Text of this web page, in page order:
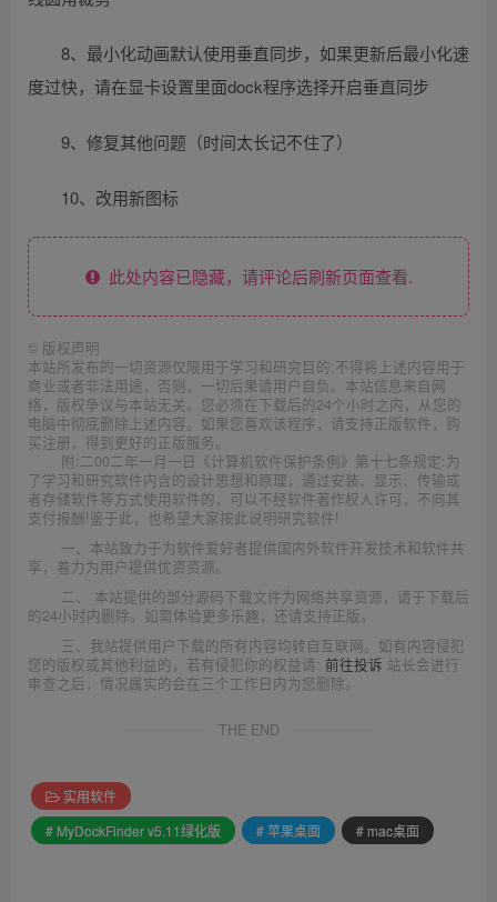
8、最小化动画默认使用垂直同步，如果更新后最小化速
度过快，请在显卡设置里面dock程序选择开启垂直同步
9、修复其他问题（时间太长记不住了）
10、改用新图标
此处内容已隐藏，请评论后刷新页面查看.
© 版权声明
本站所发布的一切资源仅限用于学习和研究目的;不得将上述内容用于
商业或者非法用途，否则，一切后果请用户自负。本站信息来自网
络，版权争议与本站无关。您必须在下载后的24个小时之内，从您的
电脑中彻底删除上述内容。如果您喜欢该程序，请支持正版软件，购
买注册，得到更好的正版服务。
附:二00二年一月一日《计算机软件保护条例》第十七条规定:为
了学习和研究软件内含的设计思想和原理，通过安装、显示、传输或
者存储软件等方式使用软件的，可以不经软件著作权人许可，不向其
支付报酬!鉴于此，也希望大家按此说明研究软件!
一、本站致力于为软件爱好者提供国内外软件开发技术和软件共
享，着力为用户提供优资资源。
二、 本站提供的部分源码下载文件为网络共享资源，请于下载后
的24小时内删除。如需体验更多乐趣，还请支持正版。
三、我站提供用户下载的所有内容均转自互联网。如有内容侵犯
您的版权或其他利益的，若有侵犯你的权益请: 前往投诉 站长会进行
审查之后，情况属实的会在三个工作日内为您删除。
THE END
实用软件
# MyDockFinder v5.11绿化版
# 苹果桌面 # mac桌面